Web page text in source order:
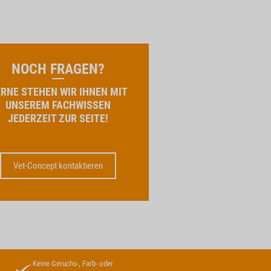
NOCH FRAGEN?
STEHEN WIR IHNEN MIT
UNSEREM FACHWISSEN
JEDERZEIT ZUR SEITE!
Vet-Concept kontaktieren
Keine Geruchs-, Farb- oder